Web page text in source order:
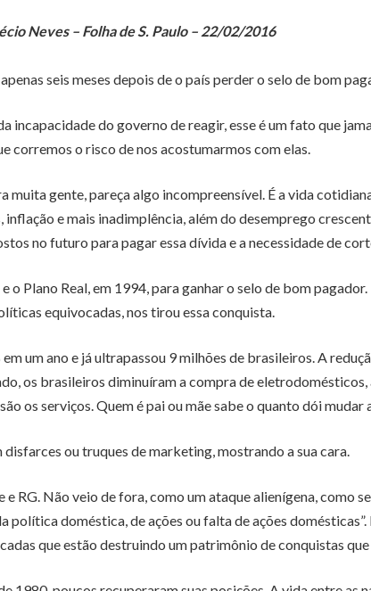
Neves – Folha de S. Paulo – 22/02/2016
seis meses depois de o país perder o selo de bom
do governo de reagir, esse é um fato que
corremos o risco de nos acostumarmos com elas.
gente, pareça algo incompreensível. É a vida
e mais inadimplência, além do desemprego
no futuro para pagar essa dívida e a necessidade de
Plano Real, em 1994, para ganhar o selo de bom
equivocadas, nos tirou essa conquista.
um ano e já ultrapassou 9 milhões de brasileiros. A
os brasileiros diminuíram a compra de
os serviços. Quem é pai ou mãe sabe o quanto dói mudar
disfarces ou truques de marketing, mostrando a sua cara.
RG. Não veio de fora, como um ataque alienígena,
política doméstica, de ações ou falta de ações
que estão destruindo um patrimônio de conquistas